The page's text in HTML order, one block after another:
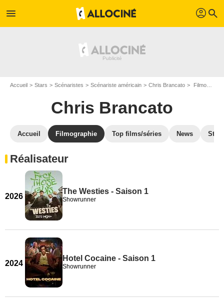
menu profil search
Accueil Stars Scénaristes Scénariste américain Chris Brancato Filmographie Chris Brancato
Chris Brancato
Accueil Filmographie Top films/séries News
Réalisateur
2026
The Westies - Saison 1
Showrunner
2024
Hotel Cocaine - Saison 1
Showrunner